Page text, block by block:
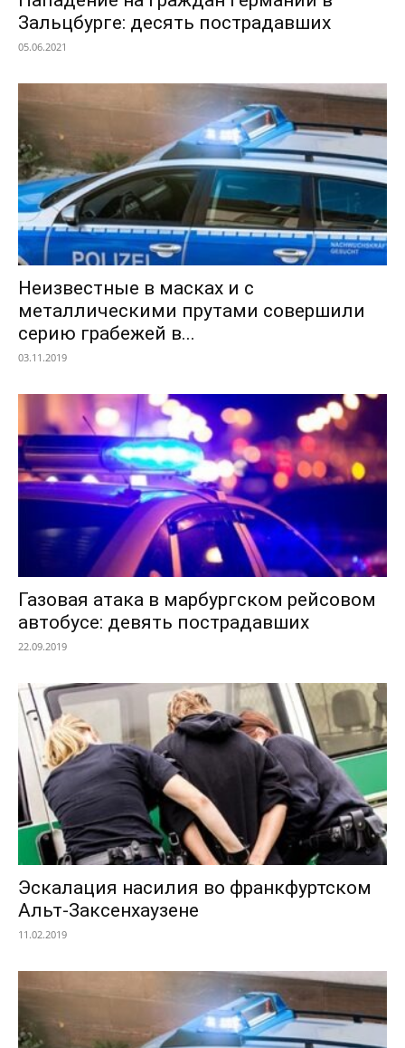
Зальцбурге: десять пострадавших
05.06.2021
Неизвестные в масках и с
металлическими прутами совершили
серию грабежей в...
03.11.2019
Газовая атака в марбургском рейсовом
автобусе: девять пострадавших
22.09.2019
Эскалация насилия во франкфуртском
Альт-Заксенхаузене
11.02.2019